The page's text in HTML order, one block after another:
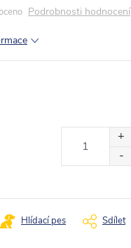
Podrobnosti hodnocení
Hlídací pes Sdílet